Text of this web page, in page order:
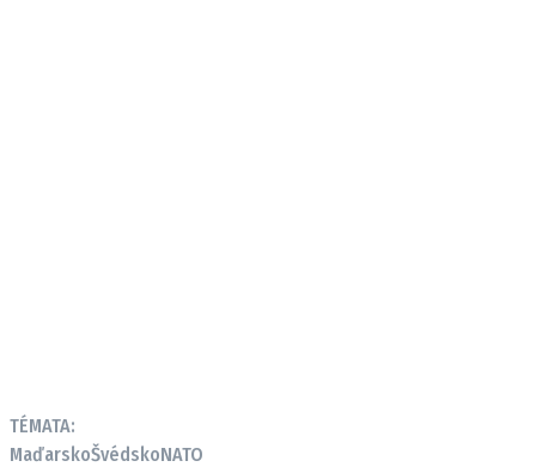
TÉMATA:
MaďarskoŠvédskoNATO